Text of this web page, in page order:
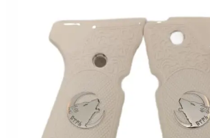
fiyat:
₺1,00.
KABZESi